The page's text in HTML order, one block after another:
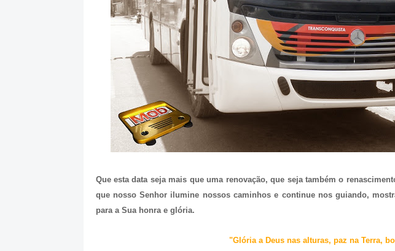
Que esta data seja mais que uma renovação, que seja também o
que nosso Senhor ilumine nossos caminhos e continue nos guiando,
para a Sua honra e glória.
"Glória a Deus nas alturas, paz na Terra,